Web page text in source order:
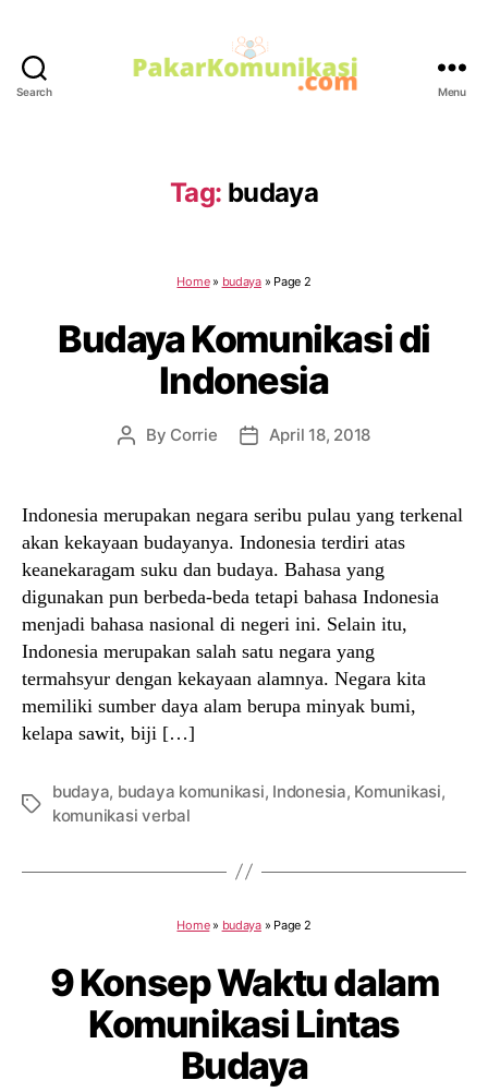
Search Menu
Tag: budaya
Home» budaya» Page 2
Budaya Komunikasi di
Indonesia
Post
By Corrie
PostApril 18, 2018
Indonesia merupakan negara seribu pulau yang terkenal
akan kekayaan budayanya. Indonesia terdiri atas
keanekaragam suku dan budaya. Bahasa yang
digunakan pun berbeda-beda tetapi bahasa Indonesia
menjadi bahasa nasional di negeri ini. Selain itu,
Indonesia merupakan salah satu negara yang
termahsyur dengan kekayaan alamnya. Negara kita
memiliki sumber daya alam berupa minyak bumi,
kelapa sawit, biji […]
Tags
budaya, budaya komunikasi, Indonesia, Komunikasi,
komunikasi verbal
Home» budaya» Page 2
9 Konsep Waktu dalam
Komunikasi Lintas
Budaya